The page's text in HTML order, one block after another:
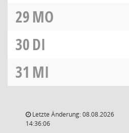
29MO
30DI
31 MI
Letzte Änderung: 08.08.2026
14:36:06